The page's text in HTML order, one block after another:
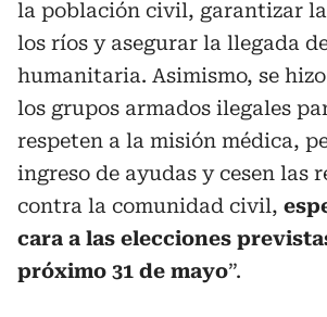
la población civil, garantizar
los ríos y asegurar la llegada
humanitaria. Asimismo, se
los grupos armados ilegales
respeten a la misión médica,
ingreso de ayudas y cesen las
contra la comunidad civil,
cara a las elecciones
próximo 31 de mayo”.